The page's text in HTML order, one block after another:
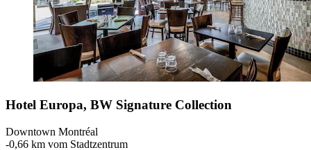
Hotel Europa, BW Signature Collection
Downtown Montréal
‐0,66 km vom Stadtzentrum